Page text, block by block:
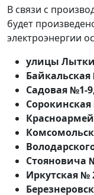
В связи с
будет
электроэнергии
улицы
Байкальская
Садовая №1-
Сорокинская
Стояновича
Иркутская №